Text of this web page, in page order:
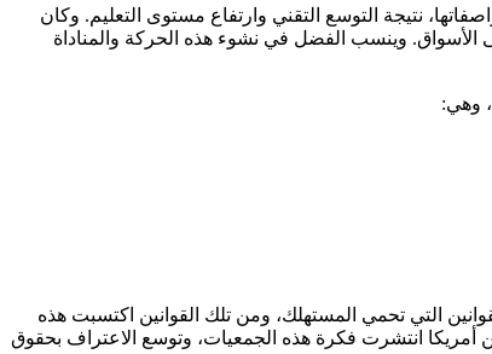
1960م، بعد أن حدث تطور هائل في إنتاج السلع ومواصفاتها، نتيجة التوسع التقني وارتفاع مستوى التعليم. وكان
الأسواق. وينسب الفضل في نشوء هذه الحركة والمناداة
وهي:
التي تحمي المستهلك، ومن تلك القوانين اكتسبت هذه
أمريكا انتشرت فكرة هذه الجمعيات، وتوسع الاعتراف بحقوق